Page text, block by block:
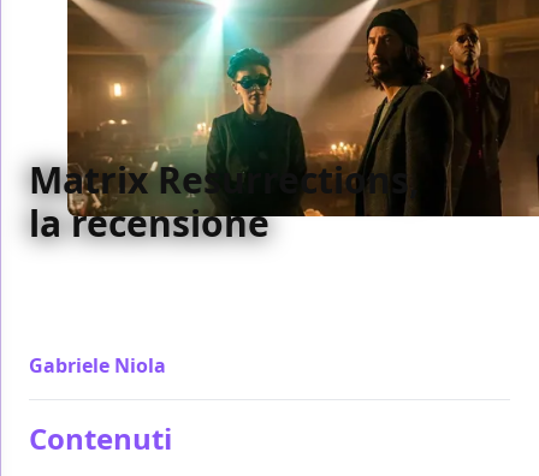
Matrix Resurrections,
la recensione
Gabriele Niola
Contenuti